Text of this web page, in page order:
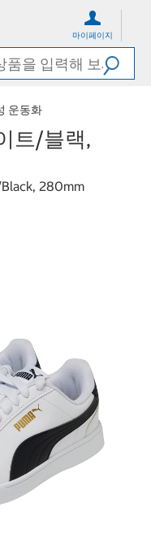
마이페이지
운동화
트/블랙,
280mm